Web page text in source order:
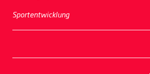
Sportentwicklung